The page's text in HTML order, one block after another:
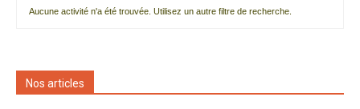
Aucune activité n'a été trouvée. Utilisez un autre filtre de recherche.
Nos articles